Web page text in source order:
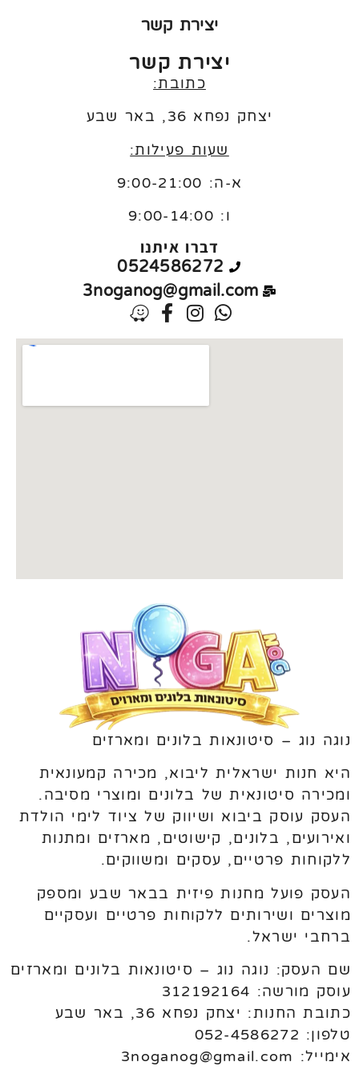
יצירת קשר
יצירת קשר
כתובת:
יצחק נפחא 36, באר שבע
שעות פעילות:
א-ה: 9:00-21:00
ו: 9:00-14:00
דברו איתנו
0524586272
3noganog@gmail.com
נוגה נוג – סיטונאות בלונים ומארזים
היא חנות ישראלית ליבוא, מכירה קמעונאית
ומכירה סיטונאית של בלונים ומוצרי מסיבה.
העסק עוסק ביבוא ושיווק של ציוד לימי הולדת
ואירועים, בלונים, קישוטים, מארזים ומתנות
ללקוחות פרטיים, עסקים ומשווקים.
העסק פועל מחנות פיזית בבאר שבע ומספק
מוצרים ושירותים ללקוחות פרטיים ועסקיים
ברחבי ישראל.
שם העסק: נוגה נוג – סיטונאות בלונים ומארזים
עוסק מורשה: 312192164
כתובת החנות: יצחק נפחא 36, באר שבע
טלפון: 052-4586272
אימייל: 3noganog@gmail.com